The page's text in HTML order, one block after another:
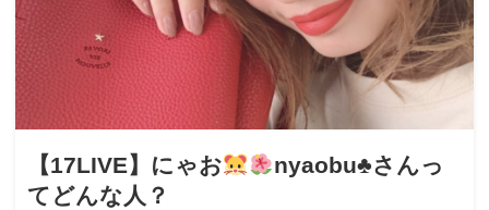
【17LIVE】にゃお
nyaobu♣︎さんっ
てどんな人？